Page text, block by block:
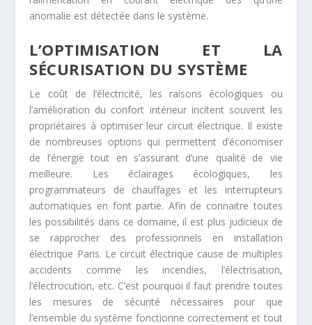
anomalie est détectée dans le système.
L’OPTIMISATION ET LA
SÉCURISATION DU SYSTÈME
Le coût de l’électricité, les raisons écologiques ou
l’amélioration du confort intérieur incitent souvent les
propriétaires à optimiser leur circuit électrique. Il existe
de nombreuses options qui permettent d’économiser
de l’énergie tout en s’assurant d’une qualité de vie
meilleure. Les éclairages écologiques, les
programmateurs de chauffages et les interrupteurs
automatiques en font partie. Afin de connaitre toutes
les possibilités dans ce domaine, il est plus judicieux de
se rapprocher des professionnels en installation
électrique Paris. Le circuit électrique cause de multiples
accidents comme les incendies, l’électrisation,
l’électrocution, etc. C’est pourquoi il faut prendre toutes
les mesures de sécurité nécessaires pour que
l’ensemble du système fonctionne correctement et tout